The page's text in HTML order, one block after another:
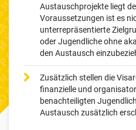
Austauschprojekte liegt
Voraussetzungen ist es
unterrepräsentierte
oder Jugendliche ohne
den Austausch
Zusätzlich stellen die
finanzielle und
benachteiligten
Austausch zusätzlich